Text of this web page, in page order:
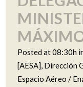
Posted at 08:30h
[AESA], Dirección
Espacio Aéreo /